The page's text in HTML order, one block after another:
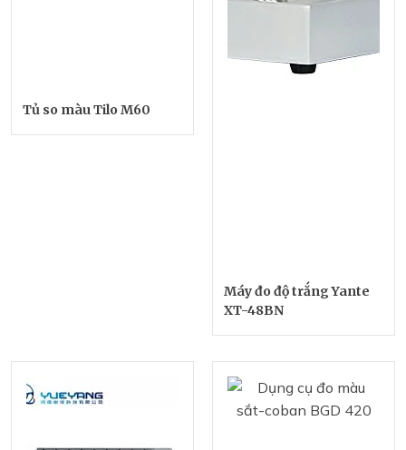
Tủ so màu Tilo M60
Máy đo độ trắng Yante
XT-48BN